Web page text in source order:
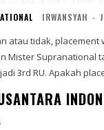
IRWANSYAH -
Mister Supranational
dan Venezuela jadi